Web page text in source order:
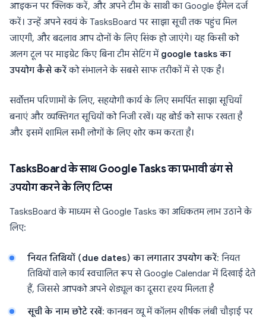
आइकन पर क्लिक करें, और अपने टीम के साथी का Google ईमेल दर्ज
करें। उन्हें अपने स्वयं के TasksBoard पर साझा सूची तक पहुंच मिल
जाएगी, और बदलाव आप दोनों के लिए सिंक हो जाएंगे। यह किसी को
अलग टूल पर माइग्रेट किए बिना टीम सेटिंग में google tasks का
उपयोग कैसे करेंको संभालने के सबसे साफ तरीकों में से एक है।
सर्वोत्तम परिणामों के लिए, सहयोगी कार्य के लिए समर्पित साझा सूचियाँ
बनाएं और व्यक्तिगत सूचियों को निजी रखें। यह बोर्ड को साफ रखता है
और इसमें शामिल सभी लोगों के लिए शोर कम करता है।
TasksBoard के साथ Google Tasks का प्रभावी ढंग से
उपयोग करने के लिए टिप्स
TasksBoard के माध्यम से Google Tasks का अधिकतम लाभ उठाने के
लिए:
नियत तिथियों (due dates) का लगातार उपयोग करें: नियत
तिथियों वाले कार्य स्वचालित रूप से Google Calendar में दिखाई देते
हैं, जिससे आपको अपने शेड्यूल का दूसरा दृश्य मिलता है
सूची के नाम छोटे रखें: कानबन व्यू में कॉलम शीर्षक लंबी चौड़ाई पर